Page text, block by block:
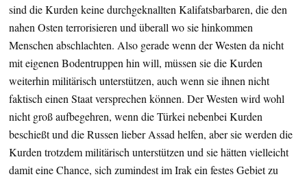
sind die Kurden keine durchgeknallten Kalifatsbarbaren, die den
nahen Osten terrorisieren und überall wo sie hinkommen
Menschen abschlachten. Also gerade wenn der Westen da nicht
mit eigenen Bodentruppen hin will, müssen sie die Kurden
weiterhin militärisch unterstützen, auch wenn sie ihnen nicht
faktisch einen Staat versprechen können. Der Westen wird wohl
nicht groß aufbegehren, wenn die Türkei nebenbei Kurden
beschießt und die Russen lieber Assad helfen, aber sie werden die
Kurden trotzdem militärisch unterstützen und sie hätten vielleicht
damit eine Chance, sich zumindest im Irak ein festes Gebiet zu